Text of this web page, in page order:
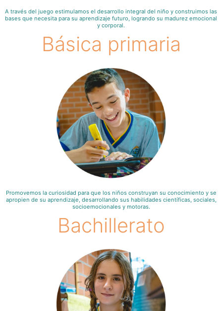
A través del juego estimulamos el desarrollo integral del niño y construimos las
bases que necesita para su aprendizaje futuro, logrando su madurez emocional
y corporal.
Básica primaria
Promovemos la curiosidad para que los niños construyan su conocimiento y se
apropien de su aprendizaje, desarrollando sus habilidades científicas, sociales,
socioemocionales y motoras.
Bachillerato